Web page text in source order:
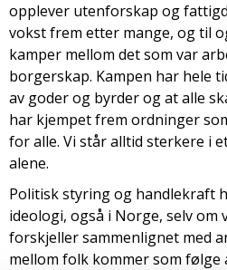
opplever utenforskap og
vokst frem etter mange, og til
kamper mellom det som var
borgerskap. Kampen har hele
av goder og byrder og at alle
har kjempet frem ordninger
for alle. Vi står alltid sterkere i
alene.
Politisk styring og handlekraft
ideologi, også i Norge, selv om
forskjeller sammenlignet med
mellom folk kommer som følge